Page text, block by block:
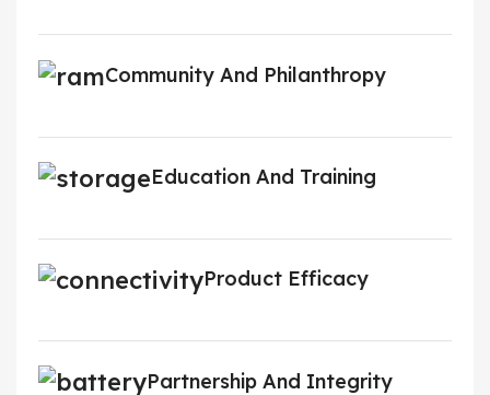
Community And Philanthropy
Education And Training
Product Efficacy
Partnership And Integrity